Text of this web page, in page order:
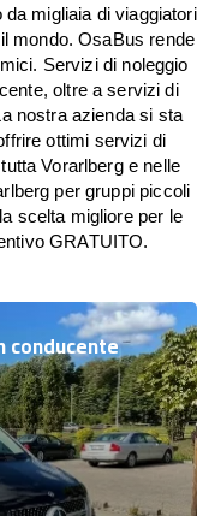
migliaia di viaggiatori
mondo. OsaBus rende
Servizi di noleggio
oltre a servizi di
nostra azienda si sta
ottimi servizi di
Vorarlberg e nelle
per gruppi piccoli
scelta migliore per le
GRATUITO.
conducente